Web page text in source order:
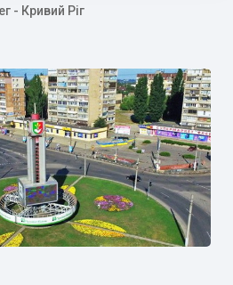
- Кривий Ріг